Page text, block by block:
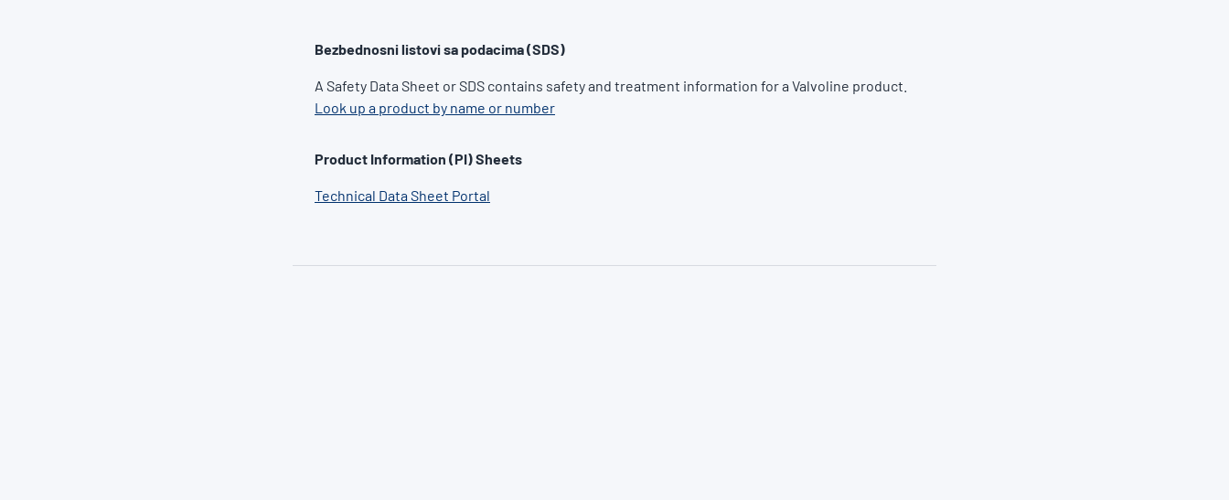
Bezbednosni listovi sa podacima (SDS)
A Safety Data Sheet or SDS contains safety and treatment information for a Valvoline product.
Look up a product by name or number
Product Information (PI) Sheets
Technical Data Sheet Portal